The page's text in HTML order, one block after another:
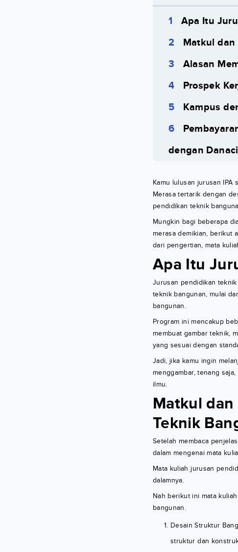
Apa Itu
Matkul dan
Alasan
Prospek
Kampus
dengan
Kamu lulusan jurusan IPA
Merasa tertarik dengan
pendidikan teknik
Mungkin bagi beberapa
merasa demikian, berikut
dari pengertian, mata
Apa Itu
Jurusan pendidikan
teknik bangunan, mulai
bangunan.
Program ini mencakup
membuat gambar teknik,
yang sesuai dengan
Jadi, jika kamu ingin
menggambar, tenang
ilmu.
Matkul
Teknik
Setelah membaca
dalam mengenai mata
Mata kuliah jurusan
dalamnya.
Nah berikut ini mata
bangunan.
Desain Struktur
struktur dan